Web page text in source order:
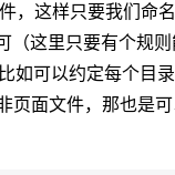
，这样只要我们命名
（这里只要有个规
如可以约定每个目
页面文件，那也是